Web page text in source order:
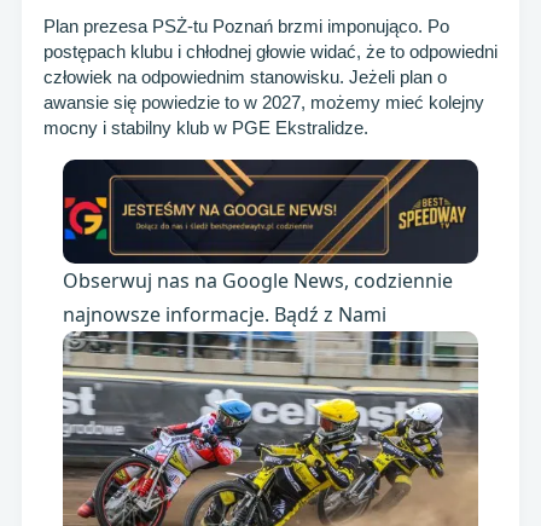
Plan prezesa PSŻ-tu Poznań brzmi imponująco. Po
postępach klubu i chłodnej głowie widać, że to odpowiedni
człowiek na odpowiednim stanowisku. Jeżeli plan o
awansie się powiedzie to w 2027, możemy mieć kolejny
mocny i stabilny klub w PGE Ekstralidze.
Obserwuj nas na Google News, codziennie
najnowsze informacje. Bądź z Nami